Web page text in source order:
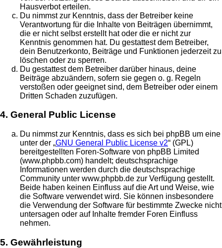
Hausverbot erteilen.
Du nimmst zur Kenntnis, dass der Betreiber keine
Verantwortung für die Inhalte von Beiträgen übernimmt,
die er nicht selbst erstellt hat oder die er nicht zur
Kenntnis genommen hat. Du gestattest dem Betreiber,
dein Benutzerkonto, Beiträge und Funktionen jederzeit zu
löschen oder zu sperren.
Du gestattest dem Betreiber darüber hinaus, deine
Beiträge abzuändern, sofern sie gegen o. g. Regeln
verstoßen oder geeignet sind, dem Betreiber oder einem
Dritten Schaden zuzufügen.
4. General Public License
Du nimmst zur Kenntnis, dass es sich bei phpBB um eine
unter der „GNU General Public License v2“ (GPL)
bereitgestellten Foren-Software von phpBB Limited
(www.phpbb.com) handelt; deutschsprachige
Informationen werden durch die deutschsprachige
Community unter www.phpbb.de zur Verfügung gestellt.
Beide haben keinen Einfluss auf die Art und Weise, wie
die Software verwendet wird. Sie können insbesondere
die Verwendung der Software für bestimmte Zwecke nicht
untersagen oder auf Inhalte fremder Foren Einfluss
nehmen.
5. Gewährleistung